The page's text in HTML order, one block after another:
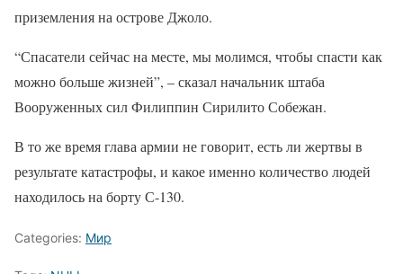
приземления на острове Джоло.
“Спасатели сейчас на месте, мы молимся, чтобы спасти как
можно больше жизней”, – сказал начальник штаба
Вооруженных сил Филиппин Сирилито Собежан.
В то же время глава армии не говорит, есть ли жертвы в
результате катастрофы, и какое именно количество людей
находилось на борту С-130.
Categories: Мир